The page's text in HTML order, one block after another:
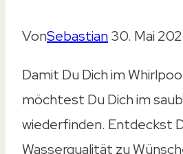
VonSebastian30. Mai
Damit Du Dich im
möchtest Du Dich im
wiederfinden. Entdeckst
Wasserqualität zu